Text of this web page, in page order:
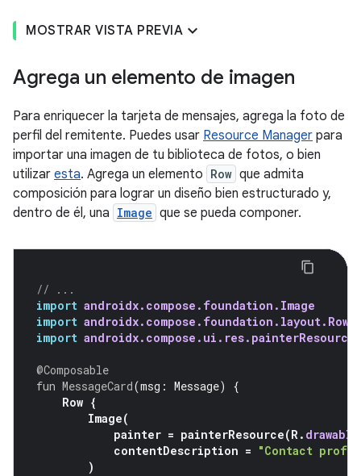
MOSTRAR VISTA PREVIA
Agrega un elemento de imagen
Para enriquecer la tarjeta de mensajes, agrega la foto de
perfil del remitente. Puedes usar Resource Manager para
importar una imagen de tu biblioteca de fotos, o bien
utilizar esta. Agrega un elemento Row que admita
composición para lograr un diseño bien estructurado y,
dentro de él, una Image que se pueda componer.
// ...
import androidx.compose.foundation.Image
import androidx.compose.foundation.layout.Row
import androidx.compose.ui.res.painterResource
@Composable
fun MessageCard(msg : Message)
{
Row {
Image(
painter = painterResource(R. drawable
contentDescription = "Contact
)